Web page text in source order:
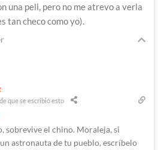
una peli, pero no me atrevo a verla
tan checo como yo).
que se escribió esto
sobrevive el chino. Moraleja, si
astronauta de tu pueblo, escríbelo